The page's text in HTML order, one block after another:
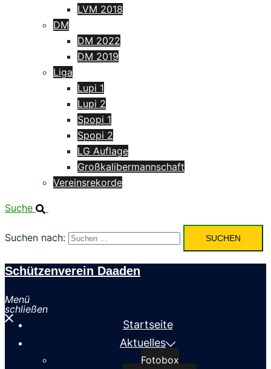
LVM 2018
DM
DM 2022
DM 2019
Liga
Lupi 1
Lupi 2
Spopi 1
Spopi 2
LG Auflage
Großkalibermannschaft
Vereinsrekorde
Suche
Suchen nach:
Schützenverein Daaden
Menü
schließen
Startseite
Aktuelles
Fotobox